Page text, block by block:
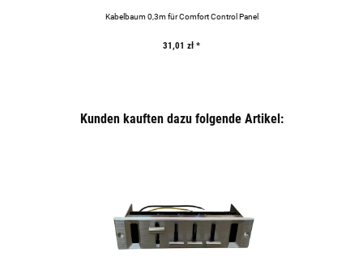
Kabelbaum 0,3m für Comfort Control Panel
31,01 zł *
Kunden kauften dazu folgende Artikel: